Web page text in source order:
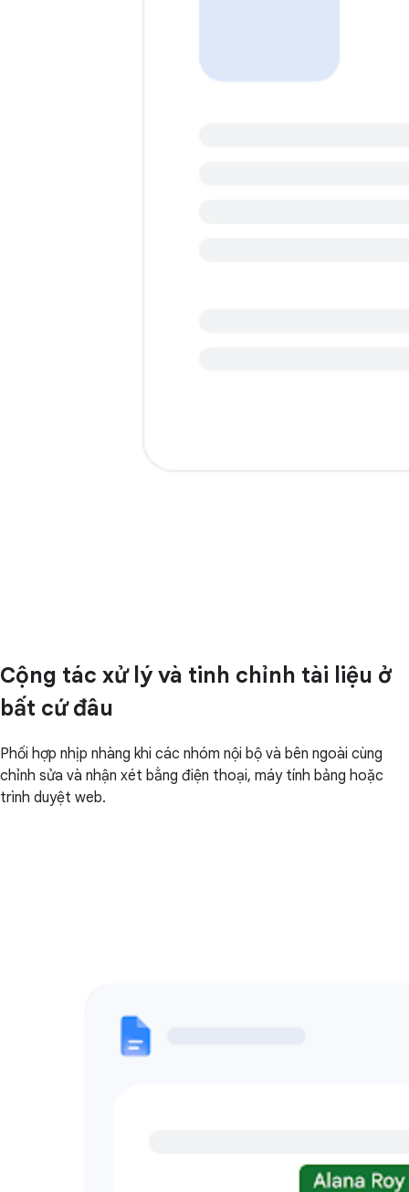
Cộng tác xử lý và tinh chỉnh tài liệu ở
bất cứ đâu
Phối hợp nhịp nhàng khi các nhóm nội bộ và bên ngoài cùng
chỉnh sửa và nhận xét bằng điện thoại, máy tính bảng hoặc
trình duyệt web.